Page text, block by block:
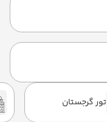
تور گرجستان